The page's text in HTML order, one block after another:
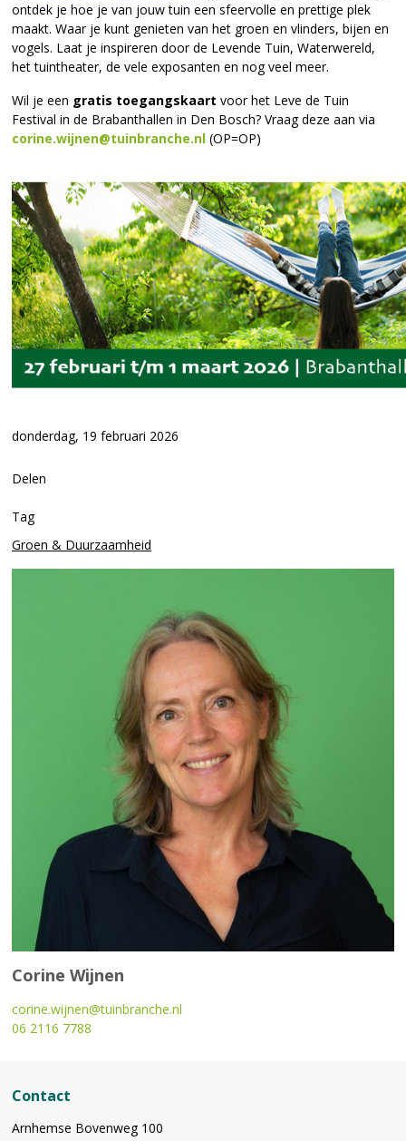
ontdek je hoe je van jouw tuin een sfeervolle en prettige plek
maakt. Waar je kunt genieten van het groen en vlinders, bijen en
vogels. Laat je inspireren door de Levende Tuin, Waterwereld,
het tuintheater, de vele exposanten en nog veel meer.
Wil je een gratis toegangskaart voor het Leve de Tuin
Festival in de Brabanthallen in Den Bosch? Vraag deze aan via
corine.wijnen@tuinbranche.nl (OP=OP)
donderdag, 19 februari 2026
Delen
Tag
Groen & Duurzaamheid
Corine Wijnen
corine.wijnen@tuinbranche.nl
06 2116 7788
Contact
Arnhemse Bovenweg 100